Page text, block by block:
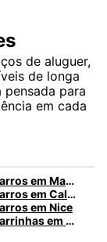
de aluguer,
de longa
para
em cada
Aluguer de carros em Madrid
Aluguer de carros em Caldas da Rainha
em Nice
Aluguer de carrinhas em Santa Maria da Feira